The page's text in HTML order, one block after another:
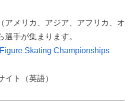
アメリカ、アジア、アフリカ、オ
手が集まります。
Skating Championships
イト（英語）